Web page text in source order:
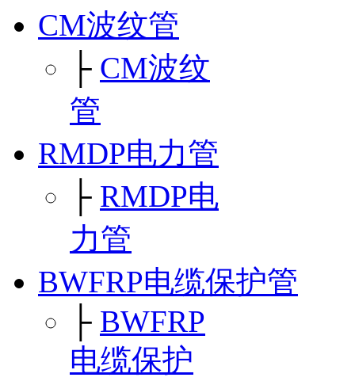
CM波纹管
├ CM波纹
管
RMDP电力管
├ RMDP电
力管
BWFRP电缆保护管
├ BWFRP
电缆保护